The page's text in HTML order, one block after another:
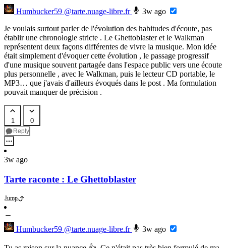
Humbucker59 @tarte.nuage-libre.fr
3w ago
Je voulais surtout parler de l'évolution des habitudes d'écoute, pas
établir une chronologie stricte . Le Ghettoblaster et le Walkman
représentent deux façons différentes de vivre la musique. Mon idée
était simplement d'évoquer cette évolution , le passage progressif
d'une musique souvent partagée dans l'espace public vers une écoute
plus personnelle , avec le Walkman, puis le lecteur CD portable, le
MP3… que j'avais d'ailleurs évoqués dans le post . Ma formulation
pouvait manquer de précision .
1 0
Reply
3w ago
Tarte raconte : Le Ghettoblaster
Jump
Humbucker59 @tarte.nuage-libre.fr 3w ago